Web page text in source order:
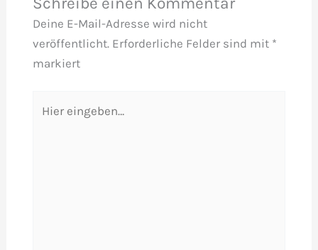
Deine E-Mail-Adresse wird nicht
veröffentlicht. Erforderliche Felder sind mit *
markiert
eingeben…